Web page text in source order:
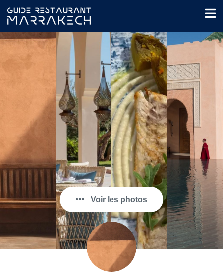
Voir les photos